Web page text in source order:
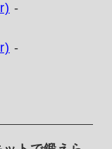
-
-